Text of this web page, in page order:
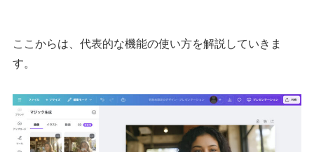
ここからは、代表的な機能の使い方を解説していきま
す。